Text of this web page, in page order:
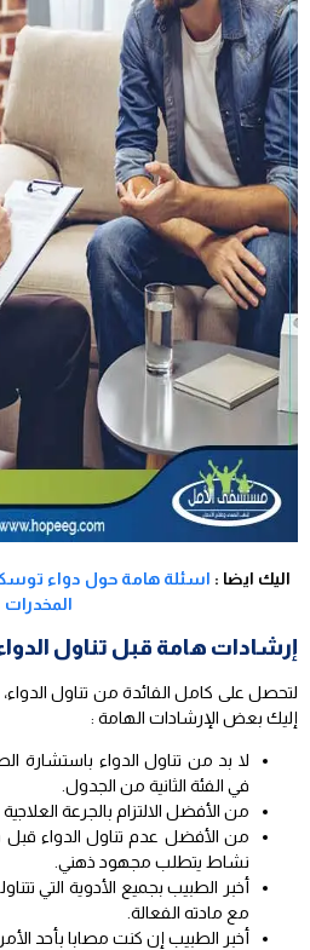
اليك ايضا : اسئلة هامة حول دواء
المخدرات
إرشادات هامة قبل تناول
لتحصل على كامل الفائدة من تناول
إليك بعض الإرشادات الهامة :
لا بد من تناول الدواء باستشارة
في الفئة الثانية من الجدول.
من الأفضل الالتزام بالجرعة
من الأفضل عدم تناول الدواء قبل
نشاط يتطلب مجهود ذهني.
أخبر الطبيب بجميع الأدوية التي
مع مادته الفعالة.
أخبر الطبيب إن كنت مصابا بأحد